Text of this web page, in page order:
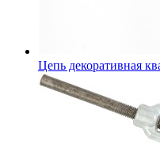
Цепь декоративная